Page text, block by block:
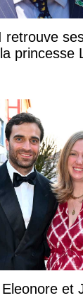
retrouve
princesse
et